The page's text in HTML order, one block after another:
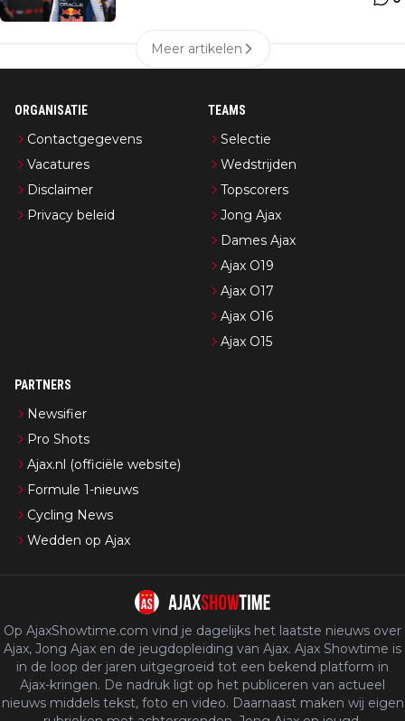
Meer artikelen
ORGANISATIE
Contactgegevens
Vacatures
Disclaimer
Privacy beleid
TEAMS
Selectie
Wedstrijden
Topscorers
Jong Ajax
Dames Ajax
Ajax O19
Ajax O17
Ajax O16
Ajax O15
PARTNERS
Newsifier
Pro Shots
Ajax.nl (officiële website)
Formule 1-nieuws
Cycling News
Wedden op Ajax
Op AjaxShowtime.com vind je dagelijks het laatste nieuws over
Ajax, Jong Ajax en de jeugdopleiding van Ajax. Ajax Showtime is
in de loop der jaren uitgegroeid tot een bekend platform in
Ajax-kringen. De nadruk ligt op het publiceren van actueel
nieuws middels tekst, foto en video. Daarnaast maken wij eigen